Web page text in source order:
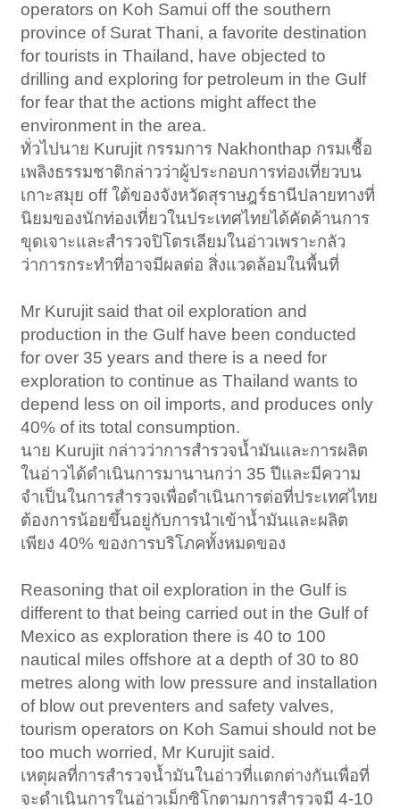
operators on Koh Samui off the southern
province of Surat Thani, a favorite destination
for tourists in Thailand, have objected to
drilling and exploring for petroleum in the Gulf
for fear that the actions might affect the
environment in the area.​
ทั่วไปนาย Kurujit กรรมการ Nakhonthap กรมเชื้อ
เพลิงธรรมชาติกล่าวว่าผู้ประกอบการท่องเที่ยวบน
เกาะสมุย off ใต้ของจังหวัดสุราษฎร์ธานีปลายทางที่
นิยมของนักท่องเที่ยวในประเทศไทยได้คัดค้านการ
ขุดเจาะและสำรวจปิโตรเลียมในอ่าวเพราะกลัว
ว่าการกระทำที่อาจมีผลต่อ สิ่งแวดล้อมในพื้นที่
Mr Kurujit said that oil exploration and
production in the Gulf have been conducted
for over 35 years and there is a need for
exploration to continue as Thailand wants to
depend less on oil imports, and produces only
40% of its total consumption.​
นาย Kurujit กล่าวว่าการสำรวจน้ำมันและการผลิต
ในอ่าวได้ดำเนินการมานานกว่า 35 ปีและมีความ
จำเป็นในการสำรวจเพื่อดำเนินการต่อที่ประเทศไทย
ต้องการน้อยขึ้นอยู่กับการนำเข้าน้ำมันและผลิต
เพียง 40% ของการบริโภคทั้งหมดของ
Reasoning that oil exploration in the Gulf is
different to that being carried out in the Gulf of
Mexico as exploration there is 40 to 100
nautical miles offshore at a depth of 30 to 80
metres along with low pressure and installation
of blow out preventers and safety valves,
tourism operators on Koh Samui should not be
too much worried, Mr Kurujit said.​
เหตุผลที่การสำรวจน้ำมันในอ่าวที่แตกต่างกันเพื่อที่
จะดำเนินการในอ่าวเม็กซิโกตามการสำรวจมี 4-10